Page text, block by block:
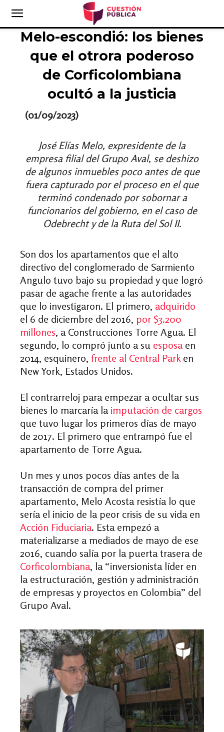
Melo-escondió: los bienes
que el otrora poderoso
de Corficolombiana
ocultó a la justicia
(01/09/2023)
José Elías Melo, expresidente de la
empresa filial del Grupo Aval, se deshizo
de algunos inmuebles poco antes de que
fuera capturado por el proceso en el que
terminó condenado por sobornar a
funcionarios del gobierno, en el caso de
Odebrecht y de la Ruta del Sol II.
Son dos los apartamentos que el alto
directivo del conglomerado de Sarmiento
Angulo tuvo bajo su propiedad y que logró
pasar de agache frente a las autoridades
que lo investigaron. El primero, adquirido
el 6 de diciembre del 2016, por $3.200
millones, a Construcciones Torre Agua. El
segundo, lo compró junto a su esposaen
2014, esquinero, frente al Central Parken
New York, Estados Unidos.
El contrarreloj para empezar a ocultar sus
bienes lo marcaría la imputación de cargos
que tuvo lugar los primeros días de mayo
de 2017. El primero que entrampó fue el
apartamento de Torre Agua.
Un mes y unos pocos días antes de la
transacción de compra del primer
apartamento, Melo Acosta resistía lo que
sería el inicio de la peor crisis de su vida en
Acción Fiduciaria. Esta empezó a
materializarse a mediados de mayo de ese
2016, cuando salía por la puerta trasera de
Corficolombiana, la “inversionista líder en
la estructuración, gestión y administración
de empresas y proyectos en Colombia” del
Grupo Aval.